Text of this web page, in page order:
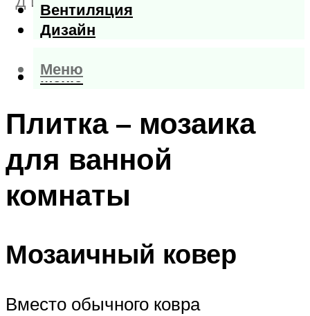
Вентиляция
Дизайн
Меню
Меню
Плитка – мозаика
для ванной
комнаты
Мозаичный ковер
Вместо обычного ковра